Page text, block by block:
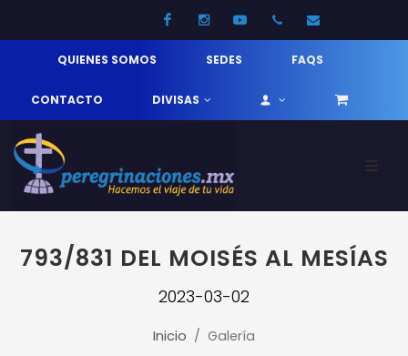
FacebookInstagramYoutube52 33 31210744
QUIENES SOMOS SEDES FAQS
CONTACTO DIVISAS
793/831 DEL MOISÉS AL MESÍAS
2023-03-02
Inicio Galería